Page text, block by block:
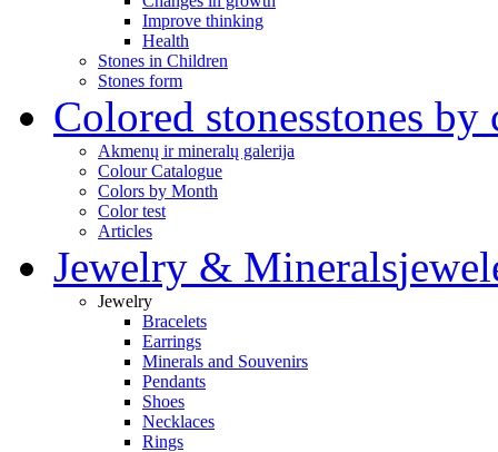
Improve thinking
Health
Stones in Children
Stones form
Colored stonesstones by
Akmenų ir mineralų galerija
Colour Catalogue
Colors by Month
Color test
Articles
Jewelry & Minerals
Jewelry
Bracelets
Earrings
Minerals and Souvenirs
Pendants
Shoes
Necklaces
Rings